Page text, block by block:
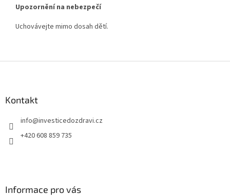
Upozornění na nebezpečí
Uchovávejte mimo dosah dětí.
Kontakt
info@investicedozdravi.cz
+420 608 859 735
Informace pro vás